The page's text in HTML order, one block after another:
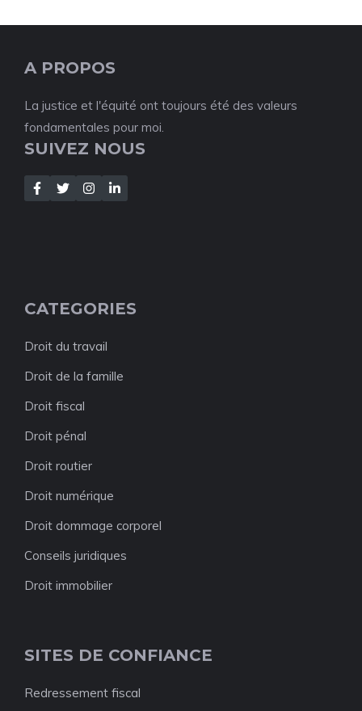
A PROPOS
La justice et l'équité ont toujours été des valeurs
fondamentales pour moi.
SUIVEZ NOUS
CATEGORIES
Droit du travail
Droit de la famille
Droit fiscal
Droit pénal
Droit routier
Droit numérique
Droit dommage corporel
Conseils juridiques
Droit immobilier
SITES DE CONFIANCE
Redressement fiscal